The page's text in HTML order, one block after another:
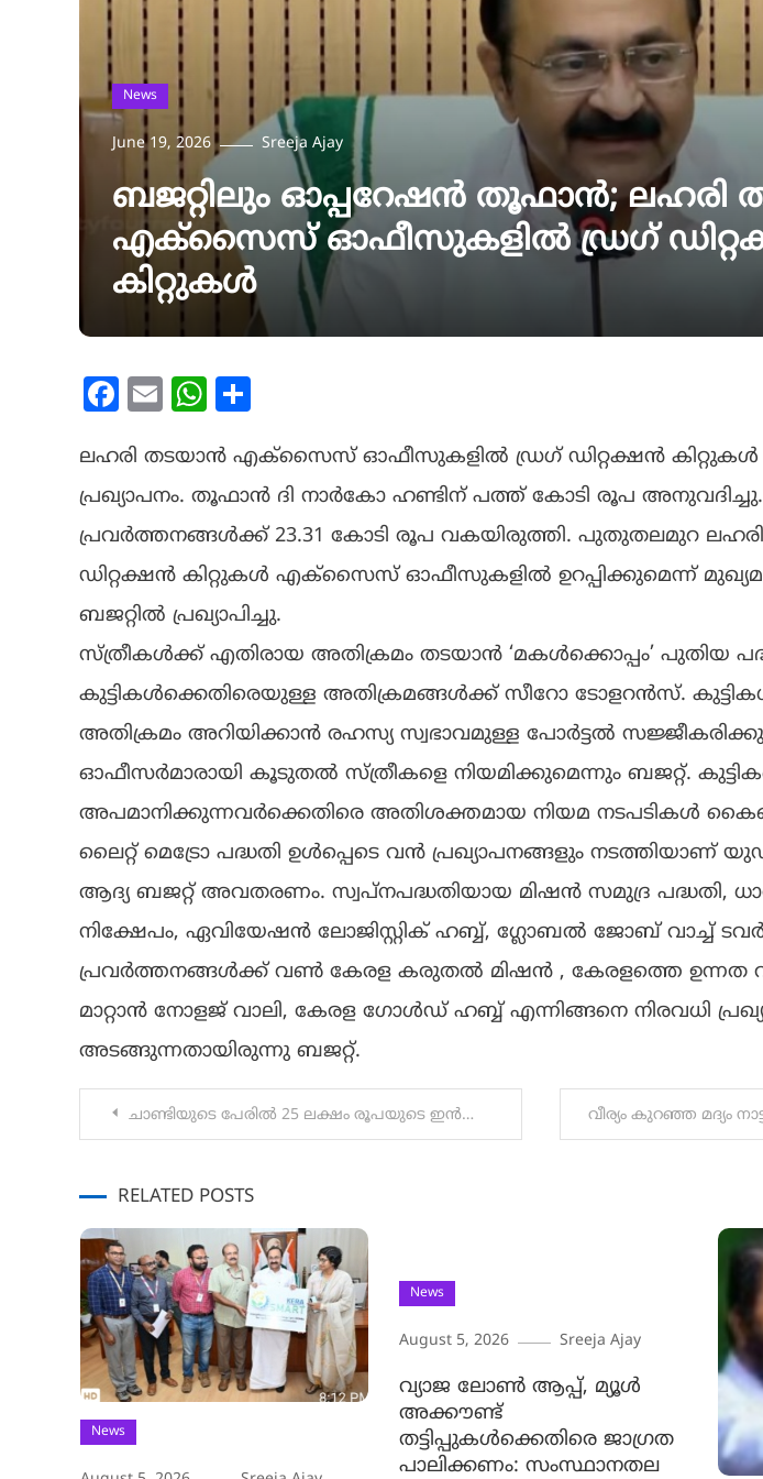
News
June 19, 2026 Sreeja Ajay
ബജറ്റിലും ഓപ്പറേഷൻ തൂഫാൻ; ലഹരി
എക്‌സൈസ് ഓഫീസുകളിൽ ഡ്രഗ്
കിറ്റുകൾ
Facebook
Email WhatsApp
ലഹരി തടയാൻ എക്‌സൈസ് ഓഫീസുകളിൽ ഡ്രഗ് ഡിറ്റക്ഷൻ കിറ്റുകൾ
പ്രഖ്യാപനം. തൂഫാൻ ദി നാർകോ ഹണ്ടിന് പത്ത് കോടി രൂപ
പ്രവർത്തനങ്ങൾക്ക് 23.31 കോടി രൂപ വകയിരുത്തി. പുതുതലമുറ
ഡിറ്റക്ഷൻ കിറ്റുകൾ എക്സൈസ് ഓഫീസുകളിൽ ഉറപ്പിക്കുമെന്ന്
ബജറ്റിൽ പ്രഖ്യാപിച്ചു.
സ്ത്രീകൾക്ക് എതിരായ അതിക്രമം തടയാൻ ‘മകൾക്കൊപ്പം’ പുതിയ
‌‌കുട്ടികൾക്കെതിരെയുള്ള അതിക്രമങ്ങൾക്ക് സീറോ ടോളറൻസ്.
അതിക്രമം അറിയിക്കാൻ രഹസ്യ സ്വഭാവമുള്ള പോർട്ടൽ
ഓഫീസർമാരായി കൂടുതൽ സ്ത്രീകളെ നിയമിക്കുമെന്നും ബജറ്റ്.
അപമാനിക്കുന്നവർക്കെതിരെ അതിശക്തമായ നിയമ നടപടികൾ
ലൈറ്റ് മെട്രോ പദ്ധതി ഉൾപ്പെടെ വൻ പ്രഖ്യാപനങ്ങളും നടത്തിയാണ്
ആദ്യ ബജറ്റ് അവതരണം. സ്വപ്നപദ്ധതിയായ മിഷൻ സമുദ്ര പദ്ധതി,
നിക്ഷേപം, ഏവിയേഷൻ ലോജിസ്റ്റിക് ഹബ്ബ്, ഗ്ലോബൽ ജോബ് വാച്ച്
പ്രവർത്തനങ്ങൾക്ക് വൺ കേരള കരുതൽ മിഷൻ , കേരളത്തെ ഉന്നത
മാറ്റാൻ നോളജ് വാലി, കേരള ഗോൾഡ് ഹബ്ബ് എന്നിങ്ങനെ നിരവധി
അടങ്ങുന്നതായിരുന്നു ബജറ്റ്.
Post
ചാണ്ടിയുടെ പേരിൽ 25 ലക്ഷം രൂപയുടെ ഇൻഷുറൻസ് പദ്ധതി; ആരംഭ ചെലവുകൾക്ക് 10 കോടി
RELATED POSTS
News
News
August 5, 2026 Sreeja Ajay
വ്യാജ ലോൺ ആപ്പ്, മ്യൂൾ
അക്കൗണ്ട്
തട്ടിപ്പുകൾക്കെതിരെ ജാ​ഗ്രത
പാലിക്കണം: സംസ്ഥാനതല